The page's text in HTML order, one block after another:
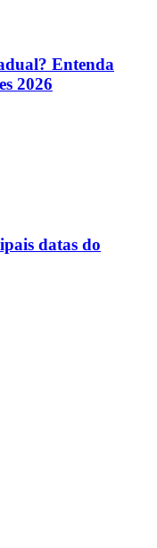
Entenda
2026
datas do